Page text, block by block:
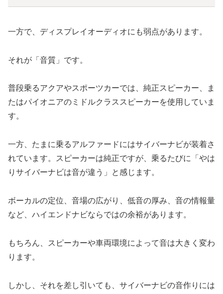
一方で、ディスプレイオーディオにも弱点があります。
それが「音質」です。
普段乗るアクアやスポーツカーでは、純正スピーカー、ま
たはパイオニアのミドルクラススピーカーを使用していま
す。
一方、たまに乗るアルファードにはサイバーナビが装着さ
れています。スピーカーは純正ですが、乗るたびに「やは
りサイバーナビは音が違う」と感じます。
ボーカルの定位、音場の広がり、低音の厚み、音の情報量
など、ハイエンドナビならではの余裕があります。
もちろん、スピーカーや車両環境によって音は大きく変わ
ります。
しかし、それを差し引いても、サイバーナビの音作りには